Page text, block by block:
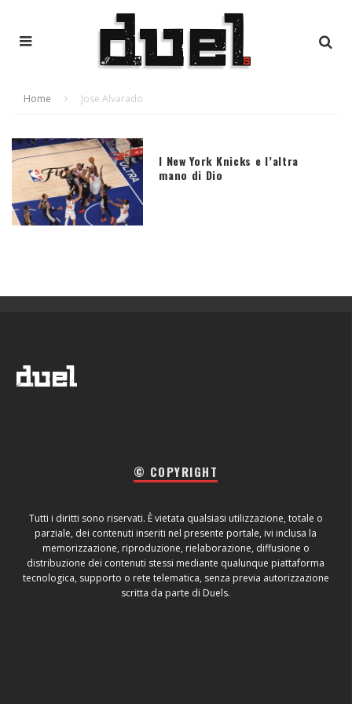
Home Jose Alvarado
I New York Knicks e l’altra
mano di Dio
© COPYRIGHT
Tutti i diritti sono riservati. È vietata qualsiasi utilizzazione, totale o
parziale, dei contenuti inseriti nel presente portale, ivi inclusa la
memorizzazione, riproduzione, rielaborazione, diffusione o
distribuzione dei contenuti stessi mediante qualunque piattaforma
tecnologica, supporto o rete telematica, senza previa autorizzazione
scritta da parte di Duels.